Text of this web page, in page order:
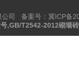
公司 备案号：冀ICP备
,GB/T2542-2012砌墙